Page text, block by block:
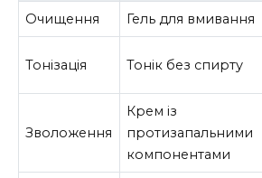
Очищення Гель для вмивання
Тонізація Тонік без спирту
Зволоження
Крем із
протизапальними
компонентами